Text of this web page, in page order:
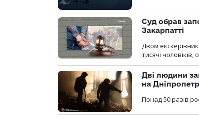
Суд обрав
Закарпатті
Двом
тисячі
Дві людини
на
Понад 50 разів